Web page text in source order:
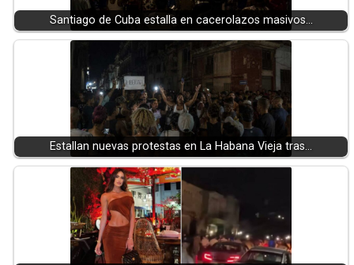
Santiago de Cuba estalla en cacerolazos masivos…
Estallan nuevas protestas en La Habana Vieja tras…